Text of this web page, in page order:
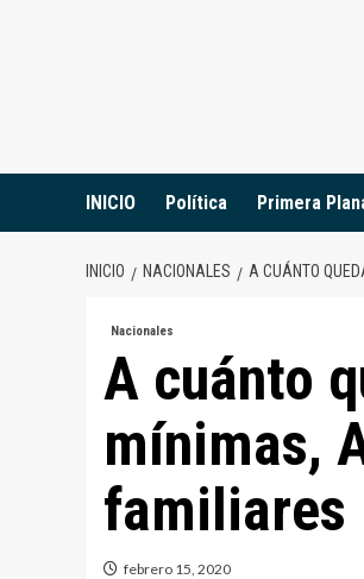
INICIO Política Primera
INICIO NACIONALES A CUÁNTO
Nacionales
A cuánto
mínimas,
familiares
febrero 15, 2020